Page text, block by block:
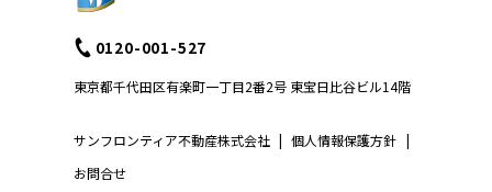
サンフロンティア不動産株式会社 | 個人情報保護方針 |
お問合せ
0120-001-527
東京都千代田区有楽町一丁目2番2号 東宝日比谷ビル14階